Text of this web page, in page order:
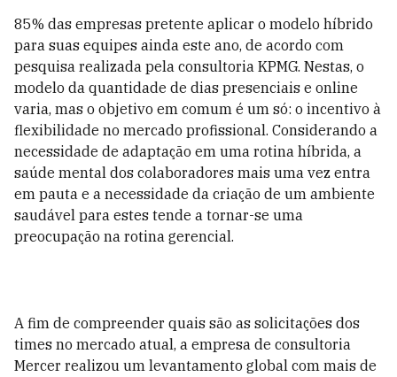
85% das empresas pretente aplicar o modelo híbrido
para suas equipes ainda este ano, de acordo com
pesquisa realizada pela consultoria KPMG. Nestas, o
modelo da quantidade de dias presenciais e online
varia, mas o objetivo em comum é um só: o incentivo à
flexibilidade no mercado profissional. Considerando a
necessidade de adaptação em uma rotina híbrida, a
saúde mental dos colaboradores mais uma vez entra
em pauta e a necessidade da criação de um ambiente
saudável para estes tende a tornar-se uma
preocupação na rotina gerencial.
A fim de compreender quais são as solicitações dos
times no mercado atual, a empresa de consultoria
Mercer realizou um levantamento global com mais de